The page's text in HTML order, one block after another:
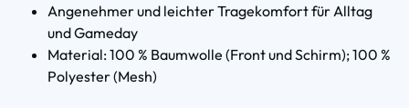
Angenehmer und leichter Tragekomfort für Alltag
und Gameday
Material: 100 % Baumwolle (Front und Schirm); 100 %
Polyester (Mesh)